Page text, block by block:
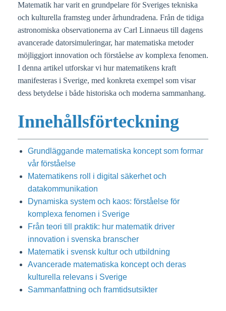
Matematik har varit en grundpelare för Sveriges tekniska
och kulturella framsteg under århundradena. Från de tidiga
astronomiska observationerna av Carl Linnaeus till dagens
avancerade datorsimuleringar, har matematiska metoder
möjliggjort innovation och förståelse av komplexa fenomen.
I denna artikel utforskar vi hur matematikens kraft
manifesteras i Sverige, med konkreta exempel som visar
dess betydelse i både historiska och moderna sammanhang.
Innehållsförteckning
Grundläggande matematiska koncept som formar
vår förståelse
Matematikens roll i digital säkerhet och
datakommunikation
Dynamiska system och kaos: förståelse för
komplexa fenomen i Sverige
Från teori till praktik: hur matematik driver
innovation i svenska branscher
Matematik i svensk kultur och utbildning
Avancerade matematiska koncept och deras
kulturella relevans i Sverige
Sammanfattning och framtidsutsikter